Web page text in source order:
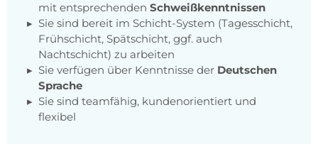
mit entsprechenden Schweißkenntnissen
Sie sind bereit im Schicht-System (Tagesschicht,
Frühschicht, Spätschicht, ggf. auch
Nachtschicht) zu arbeiten
Sie verfügen über Kenntnisse der Deutschen
Sprache
Sie sind teamfähig, kundenorientiert und
flexibel